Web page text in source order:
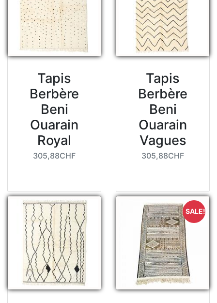
Tapis
Berbère
Beni
Ouarain
Royal
305,88CHF
Tapis
Berbère
Beni
Ouarain
Vagues
305,88CHF
SALE!